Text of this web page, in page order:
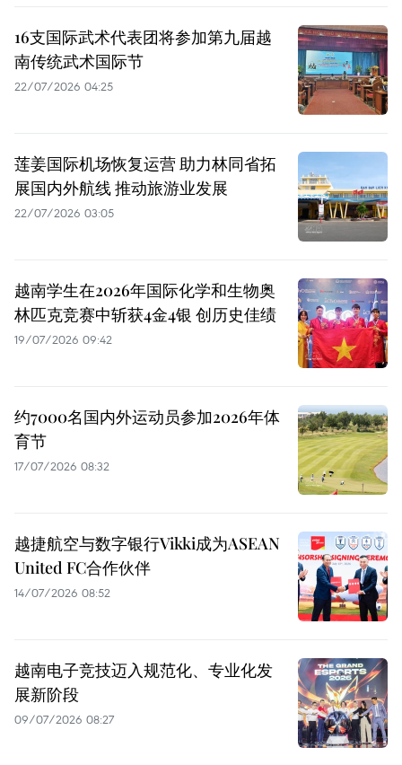
16支国际武术代表团将参加第九届越
南传统武术国际节
22/07/2026 04:25
莲姜国际机场恢复运营 助力林同省拓
展国内外航线 推动旅游业发展
22/07/2026 03:05
越南学生在2026年国际化学和生物奥
林匹克竞赛中斩获4金4银 创历史佳绩
19/07/2026 09:42
约7000名国内外运动员参加2026年体
育节
17/07/2026 08:32
越捷航空与数字银行Vikki成为ASEAN
United FC合作伙伴
14/07/2026 08:52
越南电子竞技迈入规范化、专业化发
展新阶段
09/07/2026 08:27